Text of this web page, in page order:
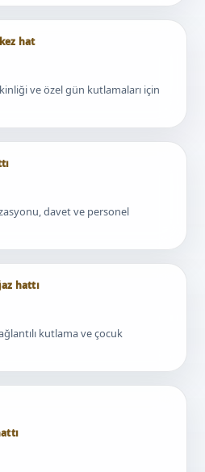
hat
ve özel gün kutlamaları için
davet ve personel
hattı
kutlama ve çocuk